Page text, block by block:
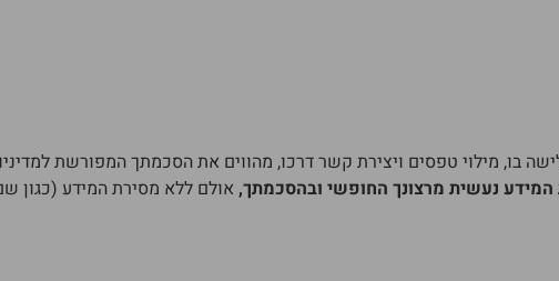
בו, מילוי טפסים ויצירת קשר דרכו, מהווים את הסכמתך המפורשת
נעשית מרצונך החופשי ובהסכמתך, אולם ללא מסירת המידע (כגון